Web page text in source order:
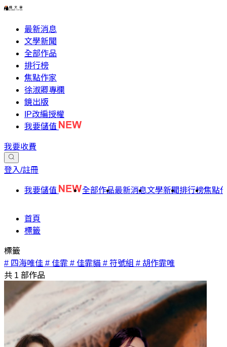
最新消息
文學新聞
全部作品
排行榜
焦點作家
徐淑卿專欄
鏡出版
IP改編授權
我要儲值
我要收費
登入/註冊
我要儲值 全部作品最新消息文學新聞排行榜焦點
首頁
標籤
標籤
# 四海唯佳 # 佳霏 # 佳霏貓 # 符號組 # 胡作霏唯
共 1 部作品